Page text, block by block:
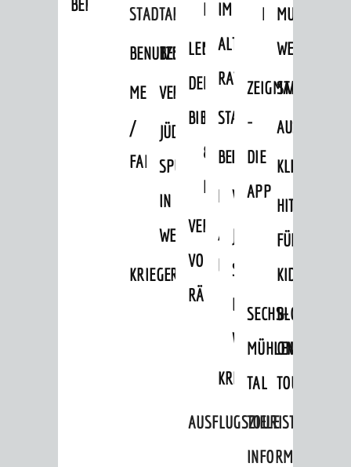
BERUF
STADTARCHIV
BENUTZUNG
MELDEKARTEI
/
FAMILIENFORSCHUNG
BESTANDSÜBERSICHT
VERÖFFENTLICHUNGEN
JÜDISCHE
SPUREN
IN
WEINHEIM
KRIEGERDENKMAL
PRAKTIKA
LEIHVERKEHR
DER
BIBLIOTHEK
SERVICE
FÜR
LEHRER/INNEN
&
ERZIEHER/INNEN
VERMIETUNG
VON
RÄUMEN
IM
ALTEN
RATHAUS
STADTARCHIV
BENUTZUNG
MELDEKARTEI
/
FAMILIENFORSCHUNG
JÜDISCHE
SPUREN
IN
WEINHEIM
KRIEGERDENKMAL
MUSEUM
MUNDART-
WEG
ZEIGMAL
-
DIE
APP
STADTTEILE
HITS
FÜR
KIDS
SECHS-
MÜHLEN-
TAL
BLOGGER
ON
TOUR
AUSFLUGSZIELE
TOURIST
INFORMATION
Amtliche Bekanntmachungen